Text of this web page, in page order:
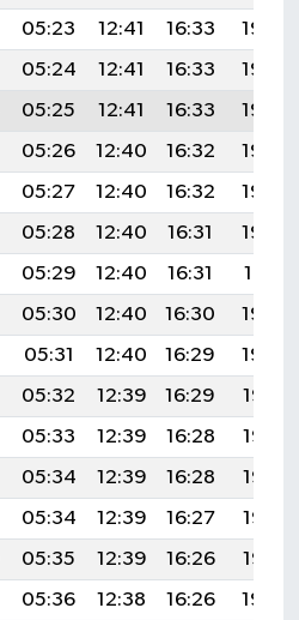
05:23 12:41 16:33
19:49
05:24 12:41 16:33
19:48
05:25 12:41 16:33
19:46
05:26 12:40 16:32
19:45
05:27 12:40 16:32
19:44
05:28 12:40 16:31
19:43
05:29 12:40 16:31
19:41
05:30 12:40 16:30
19:40
05:31 12:40 16:29
19:39
05:32 12:39 16:29
19:37
05:33 12:39 16:28
19:36
05:34 12:39 16:28
19:35
05:34 12:39 16:27
19:33
05:35 12:39 16:26
19:32
05:36 12:38 16:26
19:30